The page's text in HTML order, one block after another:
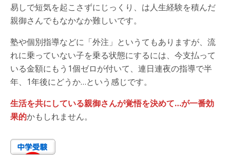
易しで短気を起こさずにじっくり、は人生経験を積んだ
親御さんでもなかなか難しいです。
塾や個別指導などに「外注」というてもありますが、流
れに乗っていない子を乗る状態にするには、今支払って
いる金額にもう1個ゼロが付いて、連日連夜の指導で半
年、1年後にどうか…という感じです。
生活を共にしている親御さんが覚悟を決めて…が一番効
果的かもしれません。